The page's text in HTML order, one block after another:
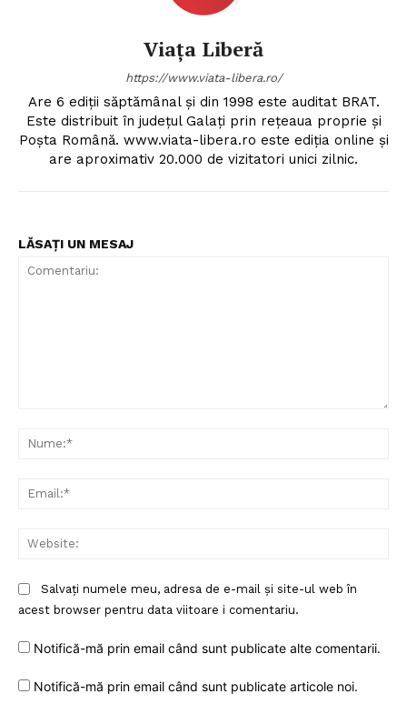
Viața Liberă
https://www.viata-libera.ro/
Are 6 ediții săptămânal și din 1998 este auditat BRAT.
Este distribuit în județul Galați prin rețeaua proprie și
Poșta Română. www.viata-libera.ro este ediția online și
are aproximativ 20.000 de vizitatori unici zilnic.
LĂSAȚI UN MESAJ
Salvați numele meu, adresa de e-mail și site-ul web în
acest browser pentru data viitoare i comentariu.
Notifică-mă prin email când sunt publicate alte comentarii.
Notifică-mă prin email când sunt publicate articole noi.